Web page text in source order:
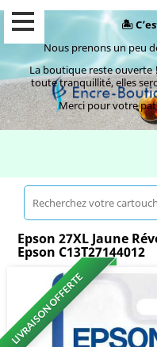
🏝️
Nous prenons un peu
La boutique reste ouverte
toute tranquillité, elles
Merci pour votre
Epson 27XL Jaune
Epson C13T27144012
LIVRAISON OFFERTE